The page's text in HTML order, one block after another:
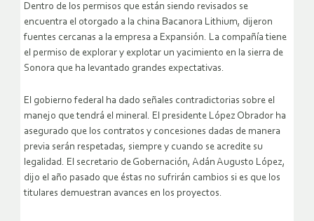
Dentro de los permisos que están siendo revisados se
encuentra el otorgado a la china Bacanora Lithium, dijeron
fuentes cercanas a la empresa a Expansión. La compañía tiene
el permiso de explorar y explotar un yacimiento en la sierra de
Sonora que ha levantado grandes expectativas.
El gobierno federal ha dado señales contradictorias sobre el
manejo que tendrá el mineral. El presidente López Obrador ha
asegurado que los contratos y concesiones dadas de manera
previa serán respetadas, siempre y cuando se acredite su
legalidad. El secretario de Gobernación, Adán Augusto López,
dijo el año pasado que éstas no sufrirán cambios si es que los
titulares demuestran avances en los proyectos.